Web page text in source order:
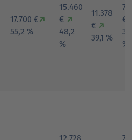
17.700 € ↗
55,2 %
15.460
€ ↗
48,2
%
11.378
€ ↗
39,1 %
€
%
12.728